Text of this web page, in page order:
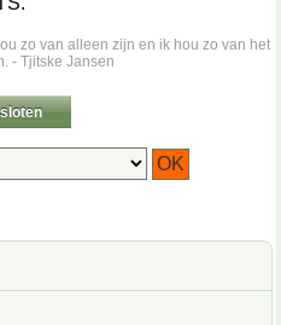
zo van alleen zijn en ik hou zo van het
- Tjitske Jansen